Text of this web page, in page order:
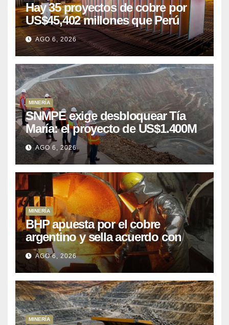
Hay 35 proyectos de cobre por
US$45,402 millones que Perú
puede aprovechar
AGO 6, 2026
MINERÍA
SNMPE exige desbloquear Tía
María: el proyecto de US$1.400M
que Perú lleva 15 años
posponiendo
AGO 6, 2026
MINERÍA
BHP apuesta por el cobre
argentino y sella acuerdo con
Kobrea para siete proyecto
AGO 6, 2026
MINERÍA